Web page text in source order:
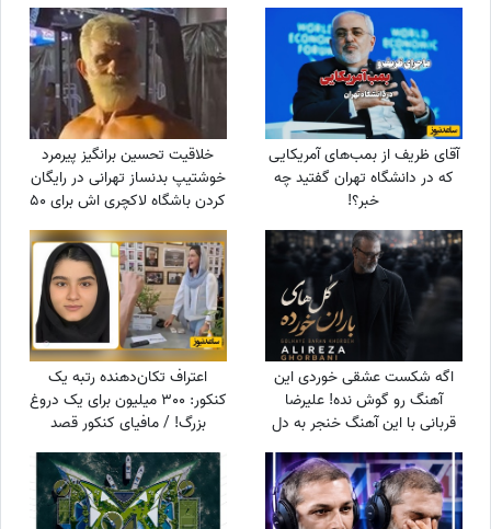
آقای ظریف از بمب‌های آمریکایی
که در دانشگاه تهران گفتید چه
خبر؟!
خلاقیت تحسین برانگیز پیرمرد
خوشتیپ بدنساز تهرانی در رایگان
کردن باشگاه لاکچری اش برای 50
عجب استایلی داری آقا محتشم
خودت یک پا هادی چوپان هستی
اگه شکست عشقی خوردی این
آهنگ رو گوش نده! علیرضا
قربانی با این آهنگ خنجر به دل
باران خورده» علیرضا قربانی/ رفتی
و بعد از تو دنیا غرق شد در
گریه‌هایم💔
اعتراف تکان‌دهنده رتبه یک
کنکور: 300 میلیون برای یک دروغ
بزرگ! / مافیای کنکور قصد